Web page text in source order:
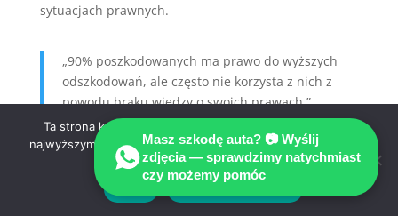
sytuacjach prawnych.
„90% poszkodowanych ma prawo do wyższych
odszkodowań, ale często nie korzysta z nich z
powodu braku wiedzy o swoich prawach.”
Za najefektywniejsze polisy uznawane są:
OC (ubezpieczenie obowiązkowe) – zabezpiecza
przed szkodami wypadkowymi w ruchu drogowym.
Masz szkodę auta? 📷 Wyślij
zdjęcia — sprawdzimy natychmiast
czy możemy pomóc
Ta strona korzysta z ciasteczek aby świadczyć usługi na
najwyższym poziomie. Dalsze korzystanie ze strony oznacza,
że zgadzasz się na ich użycie.